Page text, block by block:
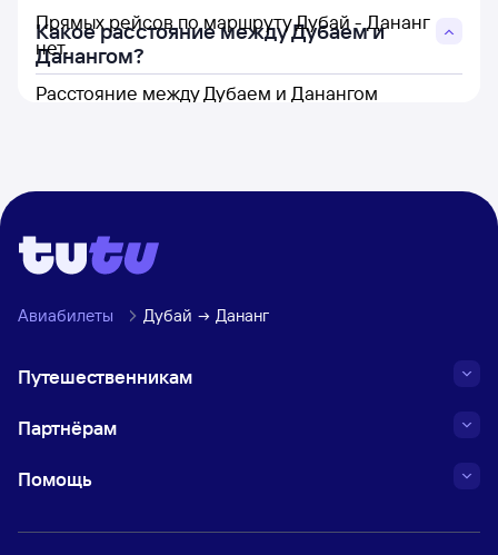
Прямых рейсов по маршруту Дубай - Дананг
нет.
Какое расстояние между Дубаем и
Данангом?
Расстояние между Дубаем и Данангом
Авиабилеты Дубай Дананг
Путешественникам
Партнёрам
Помощь